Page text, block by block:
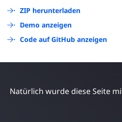
ZIP herunterladen
Demo anzeigen
Code auf GitHub anzeigen
Natürlich wurde diese Seite